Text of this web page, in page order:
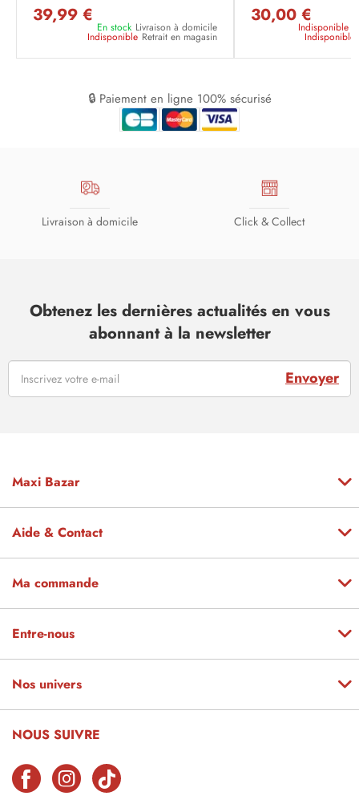
39,99 €
En stock Livraison à domicile
Indisponible Retrait en magasin
30,00 €
Indisponible
Indisponible
🔒 Paiement en ligne 100% sécurisé
Livraison à domicile Click & Collect
Obtenez les dernières actualités en vous
abonnant à la newsletter
Envoyer
Maxi Bazar
Aide & Contact
Ma commande
Entre-nous
Nos univers
NOUS SUIVRE